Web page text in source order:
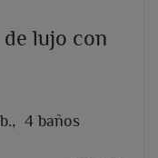
de lujo con
4 baños